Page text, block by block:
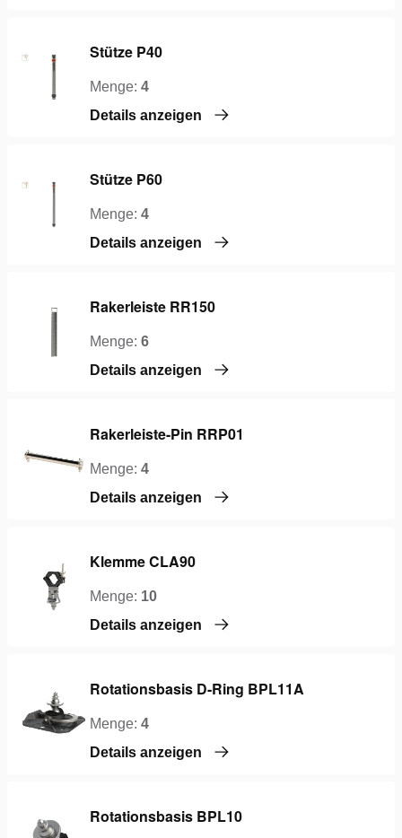
Stütze P40
Menge: 4
Details anzeigen
Stütze P60
Menge: 4
Details anzeigen
Rakerleiste RR150
Menge: 6
Details anzeigen
Rakerleiste-Pin RRP01
Menge: 4
Details anzeigen
Klemme CLA90
Menge: 10
Details anzeigen
Rotationsbasis D-Ring BPL11A
Menge: 4
Details anzeigen
Rotationsbasis BPL10